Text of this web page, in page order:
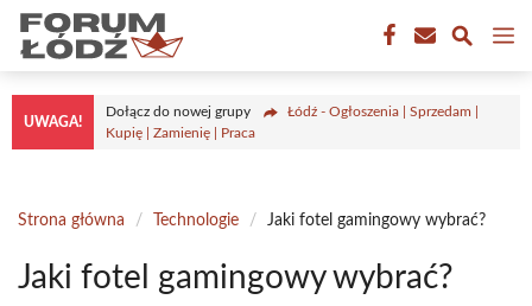
Przejdź
treści
UWAGA!
Dołącz do nowej grupy
Łódź - Ogłoszenia | Sprzedam |
Kupię | Zamienię | Praca
Strona główna / Technologie / Jaki fotel gamingowy wybrać?
Jaki fotel gamingowy wybrać?